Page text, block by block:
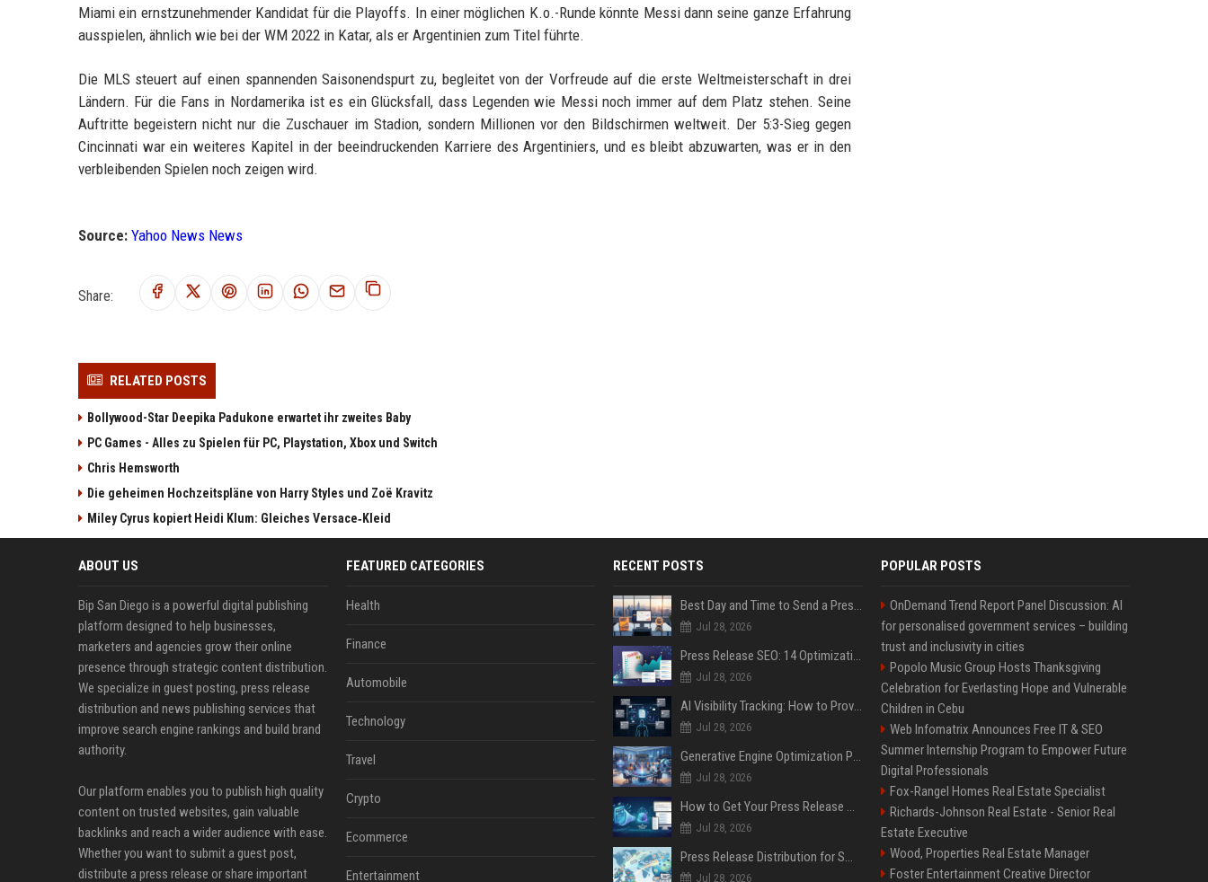
Miami ein ernstzunehmender Kandidat für die Playoffs. In einer möglichen K.o.-Runde könnte Messi dann seine ganze Erfahrung
ausspielen, ähnlich wie bei der WM 2022 in Katar, als er Argentinien zum Titel führte.
Die MLS steuert auf einen spannenden Saisonendspurt zu, begleitet von der Vorfreude auf die erste Weltmeisterschaft in drei
Ländern. Für die Fans in Nordamerika ist es ein Glücksfall, dass Legenden wie Messi noch immer auf dem Platz stehen. Seine
Auftritte begeistern nicht nur die Zuschauer im Stadion, sondern Millionen vor den Bildschirmen weltweit. Der 5:3-Sieg gegen
Cincinnati war ein weiteres Kapitel in der beeindruckenden Karriere des Argentiniers, und es bleibt abzuwarten, was er in den
verbleibenden Spielen noch zeigen wird.
Source: Yahoo News News
Share:
RELATED POSTS
Bollywood-Star Deepika Padukone erwartet ihr zweites Baby
PC Games - Alles zu Spielen für PC, Playstation, Xbox und Switch
Chris Hemsworth
Die geheimen Hochzeitspläne von Harry Styles und Zoë Kravitz
Miley Cyrus kopiert Heidi Klum: Gleiches Versace‑Kleid
ABOUT US
Bip San Diego is a powerful digital publishing
platform designed to help businesses,
marketers and agencies grow their online
presence through strategic content distribution.
We specialize in guest posting, press release
distribution and news publishing services that
improve search engine rankings and build brand
authority.
Our platform enables you to publish high quality
content on trusted websites, gain valuable
backlinks and reach a wider audience with ease.
Whether you want to submit a guest post,
distribute a press release or share important
FEATURED CATEGORIES
Health
Finance
Automobile
Technology
Travel
Crypto
Ecommerce
Entertainment
RECENT POSTS
Best Day and Time to Send a Press Release for Media Pick Up
Jul 28, 2026
Press Release SEO: 14 Optimizations That Actually Move Rankings
Jul 28, 2026
AI Visibility Tracking: How to Prove Your PR Got Cited
Jul 28, 2026
Generative Engine Optimization PR Starter Guide
Jul 28, 2026
How to Get Your Press Release Cited in Google AI Overviews
Jul 28, 2026
Press Release Distribution for Small Business Cheapest Path to Real Coverage
Jul 28, 2026
POPULAR POSTS
OnDemand Trend Report Panel Discussion: AI
for personalised government services – building
trust and inclusivity in cities
Popolo Music Group Hosts Thanksgiving
Celebration for Everlasting Hope and Vulnerable
Children in Cebu
Web Infomatrix Announces Free IT & SEO
Summer Internship Program to Empower Future
Digital Professionals
Fox-Rangel Homes Real Estate Specialist
Richards-Johnson Real Estate - Senior Real
Estate Executive
Wood, Properties Real Estate Manager
Foster Entertainment Creative Director